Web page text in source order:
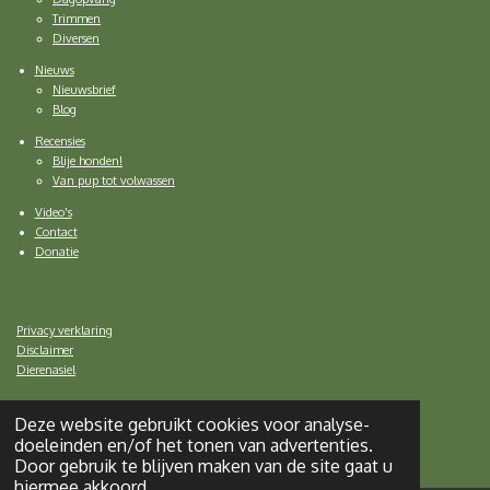
Deze website gebruikt cookies voor analyse-
doeleinden en/of het tonen van advertenties.
Door gebruik te blijven maken van de site gaat u
Trimmen
Diversen
Nieuws
Nieuwsbrief
Blog
Recensies
Blije honden!
Van pup tot volwassen
Video's
Contact
Donatie
Privacy verklaring
Disclaimer
Dierenasiel
© 2020 SOS Helping Dogs | all rights reserved